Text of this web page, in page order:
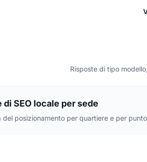
Risposte di tipo
SEO locale per sede
del posizionamento per quartiere e per